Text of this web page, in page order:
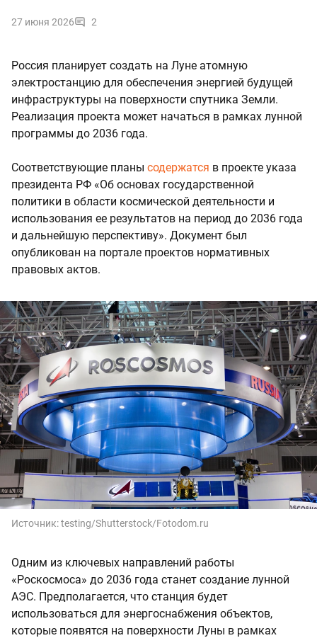
27 июня 2026 2
Россия планирует создать на Луне атомную
электростанцию для обеспечения энергией будущей
инфраструктуры на поверхности спутника Земли.
Реализация проекта может начаться в рамках лунной
программы до 2036 года.
Соответствующие планы содержатся в проекте указа
президента РФ «Об основах государственной
политики в области космической деятельности и
использования ее результатов на период до 2036 года
и дальнейшую перспективу». Документ был
опубликован на портале проектов нормативных
правовых актов.
Источник:testing/Shutterstock/Fotodom.ru
Одним из ключевых направлений работы
«Роскосмоса» до 2036 года станет создание лунной
АЭС. Предполагается, что станция будет
использоваться для энергоснабжения объектов,
которые появятся на поверхности Луны в рамках